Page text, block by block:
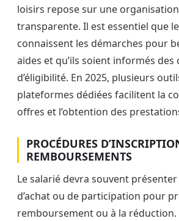
loisirs repose sur une
transparente. Il est essentiel que
connaissent les démarches pour
aides et qu’ils soient informés des
d’éligibilité. En 2025, plusieurs
plateformes dédiées facilitent la
offres et l’obtention des
PROCÉDURES
REMBOURSEMENTS
Le salarié devra souvent
d’achat ou de participation pour
remboursement ou à la réduction.